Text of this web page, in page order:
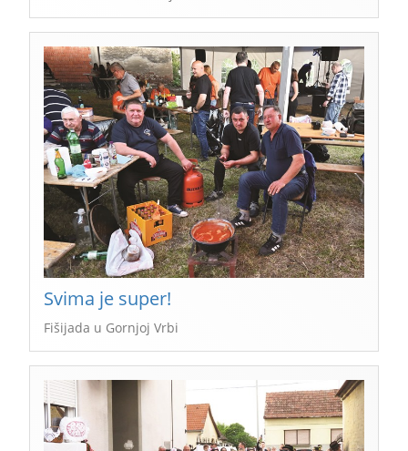
Svima je super!
Fišijada u Gornjoj Vrbi